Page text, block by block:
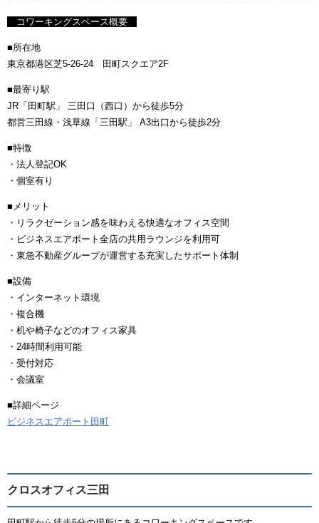
コワーキングスペース概要
■所在地
東京都港区芝5-26-24 田町スクエア2F
■最寄り駅
JR「田町駅」 三田口（西口）から徒歩5分
都営三田線・浅草線「三田駅」 A3出口から徒歩2分
■特徴
・法人登記OK
・個室有り
■メリット
・リラクゼーション感を味わえる快適なオフィス空間
・ビジネスエアポート全店の共用ラウンジを利用可
・東急不動産グループが運営する充実したサポート体制
■設備
・インターネット環境
・複合機
・机や椅子などのオフィス家具
・24時間利用可能
・受付対応
・会議室
■詳細ページ
ビジネスエアポート田町
クロスオフィス三田